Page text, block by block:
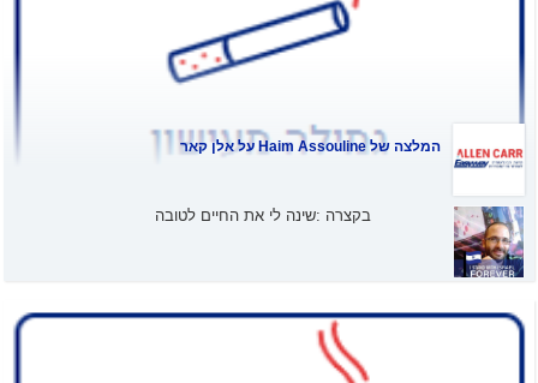
המלצה של על אלן קאר
בקצרה :שינה לי את החיים לטובה